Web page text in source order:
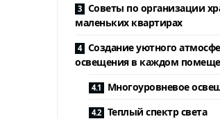
Советы по организации
маленьких квартирах
Создание уютного
освещения в каждом
Многоуровневое
Теплый спектр света